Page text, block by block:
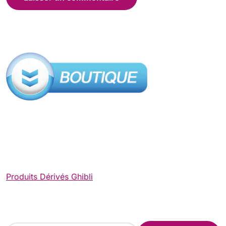
Produits Dérivés Ghibli